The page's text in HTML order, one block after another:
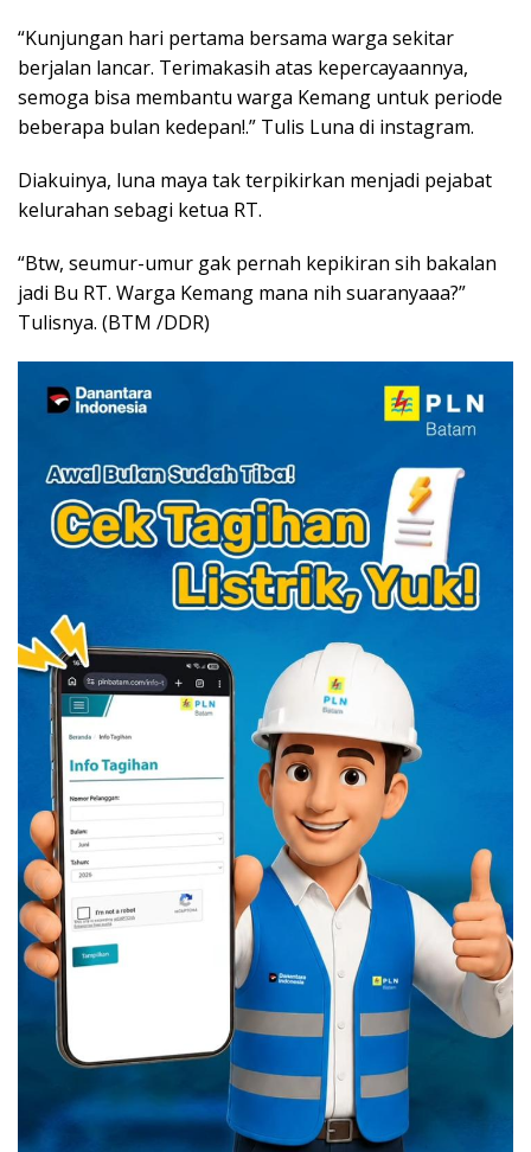
“Kunjungan hari pertama bersama warga sekitar
berjalan lancar. Terimakasih atas kepercayaannya,
semoga bisa membantu warga Kemang untuk periode
beberapa bulan kedepan!.” Tulis Luna di instagram.
Diakuinya, luna maya tak terpikirkan menjadi pejabat
kelurahan sebagi ketua RT.
“Btw, seumur-umur gak pernah kepikiran sih bakalan
jadi Bu RT. Warga Kemang mana nih suaranyaaa?”
Tulisnya. (BTM /DDR)